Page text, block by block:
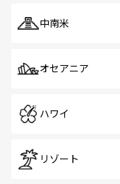
中南米
オセアニア
ハワイ
リゾート